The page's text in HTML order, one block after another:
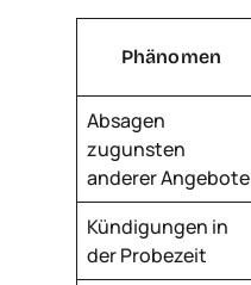
Phänomen
Absagen
zugunsten
anderer Angebote
Kündigungen in
der Probezeit